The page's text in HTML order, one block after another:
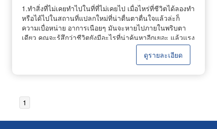
ต้องนำข้อมูลนั้นมาพิจารณาให้เห็นถึงข้อเท็จจริง ถ้าข้อมูล
ไหนที่ไม่แน่ใจต้องไปค้นหาคำตอบ หรือยกมือเพื่อสอบถามให้
ได้รายละเอียดที่แน่ชัด เป็นต้น 9.ดูเจตนาของผู้พูดผุ้ฟังที่ดี ที่
ต้องการได้ความรู้จากการฟังสัมมนา เพื่อใช้เป็นแนวทางหา
หนทางความสำเร็จ ต้องรู้จักดูเจตนาของผู้พูด เพราะบางครั้ง
ผู้พูดอาจบอกเล่า แถลงการณ์รายงานเรื่องราวต่างๆหรือพูด
นอกเรื่องไปต่างๆ นานา ฉะนั้น ผู้ฟังต้องพิจารณาถึงข้อมูลที่
มีสาระกับไม่มีสาระให้ถูกต้อง เพื่อการนำไปใช้ให้เกิด
วิเคราะห์ถึงความสำคัญและความเป็นมาของเรื่องที่ผู้พูดให้
ดีๆ ว่าผู้พูดได้แสดงความสำคัญเรื่องนั้นๆ อย่างไรบ้าง และมี
สุจริต ที่จะสร้างความไว้วางใจ ความซื่อสัตย์ทำให้เกิดความ
สัมพันธ์ที่ดีขึ้น 7.หนักแน่นไม่กลัวปัญหาที่ต้องเผชิญ มีสติ
และรู้เสมอว่าทุกปัญหา ต้องผ่านไปได้เสมอมีจุดยืนของตัว
เองกล้าหาญที่จะยืนหยัด รักษาความถูกต้อง แม้จะเจอกับ
อุปสรรค ผู้นำต้องหนักแน่นและไม่ท้อถอยง่ายๆ ไม่งั้นคุณก็
ป็นเพียงผู้ที่เกิดมาเพื่ออยู่ ภายใต้บังคับบัญชาเท่านั้น 8.ไม่
ฝักใฝ่ฝ่ายใดผู้นำที่ดีต้องมีความเป็นกลาง ไม่อคติกับผู้ร่วม
รู้จักปรับพฤติกรรมให้เหมาะสมกับสถานการณ์มากที่สุด คอย
รับฟังทีมและให้ความสำคัญกับทีม 10.นอบน้อมความ
อ่อนน้อมถ่อมตนไม่ได้หมายความว่าคุณอ่อนแอ หรือไม่มั่นใจ
1.ทำสิ่งที่ไม่เคยทำไปในที่ที่ไม่เคยไป เมื่อไหร่ที่ชีวิตได้ลองทำ
หรือได้ไปในสถานที่แปลกใหม่ที่น่าตื่นตาตื่นใจแล้วล่ะก็
ความเบื่อหน่าย อาการเนือยๆ มันจะหายไปภายในพริบตา
เดียว คุณจะรู้สึกว่าชีวิตยังมีอะไรที่น่าค้นหาอีกเยอะ แล้วแรง
บันดาลใจจะหลั่งไหลพรั่งพรูเข้ามาอย่างไม่ขาดสายเลยที
เดียว 2.มองโลกในแง่ดีคนมองโลกในแง่ดี มักมีโอกาสดีกว่า
คนอื่น เพราะเมื่อมองทุกอย่างเป็นบวก ก็ช่วยให้มีสุขภาพจิตดี
ความคิดโปร่งใส และทำให้เกิดจินตนาการและแรงบันดาล
หนึ่งในทัศนะคติที่สำคัญที่สุดในการที่จะประสบความสำเร็จ
คนเรามีโอกาสเข้ามาในชีวิตมากมายแต่หลาย ๆ คนก็ได้
ดูรายละเอียด
1